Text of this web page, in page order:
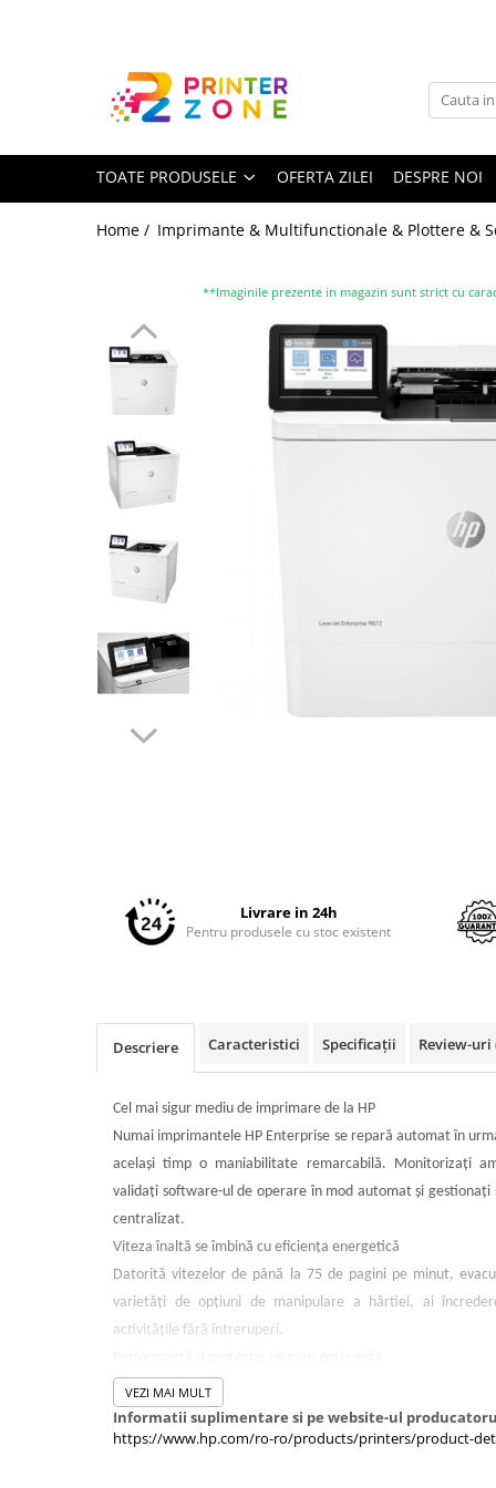
Toate Produsele
Imprimante cu jet
Imprimante termice
Imprimante matriciale
Accesorii imprimante
Accesorii multifunctionale
Piese schimb
Consumabile imprimanta
Capete imprimare
Cartuse inkjet si cerneala
Cartuse compatibile
Drum unit compatibile
Accesorii imprimante 3D
Filament imprimanta 3D
Laptopuri / notebookuri
Laptopuri gaming
Laptop-uri 2 in 1
Accesorii laptop
Piese si accesorii
TOATE PRODUSELE OFERTA ZILEI DESPRE NOI
Home / Imprimante & Multifunctionale & Plottere &
**Imaginile prezente in magazin sunt strict cu
Livrare in 24h
Pentru produsele cu stoc existent
Descriere Caracteristici Specificații Review-uri
Cel mai sigur mediu de imprimare de la HP
Numai imprimantele HP Enterprise se repară automat în
acelaşi timp o maniabilitate remarcabilă. Monitorizaţi
validaţi software-ul de operare în mod automat şi
centralizat.
Viteza înaltă se îmbină cu eficienţa energetică
Datorită vitezelor de până la 75 de pagini pe minut,
varietăţi de opţiuni de manipulare a hârtiei, ai
activităţile fără întreruperi.
Protejaţi-vă imprimantă, utilizând cartuşe de toner originale
VEZI MAI MULT
Informatii suplimentare si pe website-ul
https://www.hp.com/ro-ro/products/printers/product-